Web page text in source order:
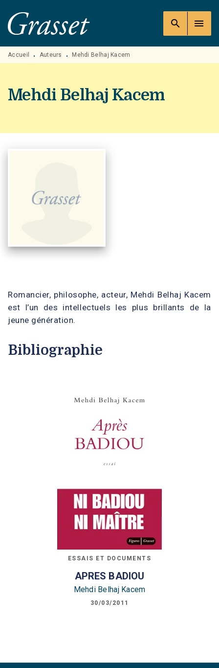
MENU RECHERCHE
PIED DE PAGE
search menu
Accueil • Auteurs • Mehdi Belhaj Kacem
Mehdi Belhaj Kacem
Romancier, philosophe, acteur, Mehdi Belhaj Kacem
est l’un des intellectuels les plus brillants de la
jeune génération.
Bibliographie
ESSAIS ET DOCUMENTS
APRES BADIOU
Mehdi Belhaj Kacem
30/03/2011